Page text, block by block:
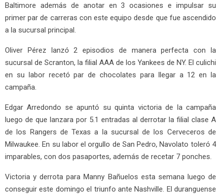
Baltimore además de anotar en 3 ocasiones e impulsar su
primer par de carreras con este equipo desde que fue ascendido
a la sucursal principal.
Oliver Pérez lanzó 2 episodios de manera perfecta con la
sucursal de Scranton, la filial AAA de los Yankees de NY. El culichi
en su labor recetó par de chocolates para llegar a 12 en la
campaña.
Edgar Arredondo se apuntó su quinta victoria de la campaña
luego de que lanzara por 5.1 entradas al derrotar la filial clase A
de los Rangers de Texas a la sucursal de los Cerveceros de
Milwaukee. En su labor el orgullo de San Pedro, Navolato toleró 4
imparables, con dos pasaportes, además de recetar 7 ponches.
Victoria y derrota para Manny Bañuelos esta semana luego de
conseguir este domingo el triunfo ante Nashville. El duranguense